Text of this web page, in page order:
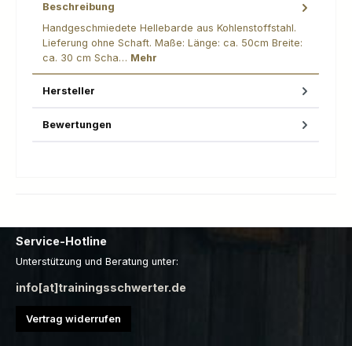
Beschreibung
Handgeschmiedete Hellebarde aus Kohlenstoffstahl.
Lieferung ohne Schaft. Maße: Länge: ca. 50cm Breite:
ca. 30 cm Scha… Mehr
Hersteller
Bewertungen
Service-Hotline
Unterstützung und Beratung unter:
info[at]trainingsschwerter.de
Vertrag widerrufen